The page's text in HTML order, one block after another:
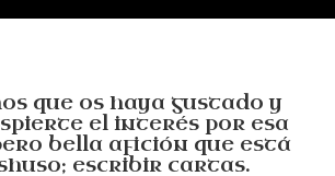
que os haya gustado y
el interés por esa
bella afición que está
escribir cartas.